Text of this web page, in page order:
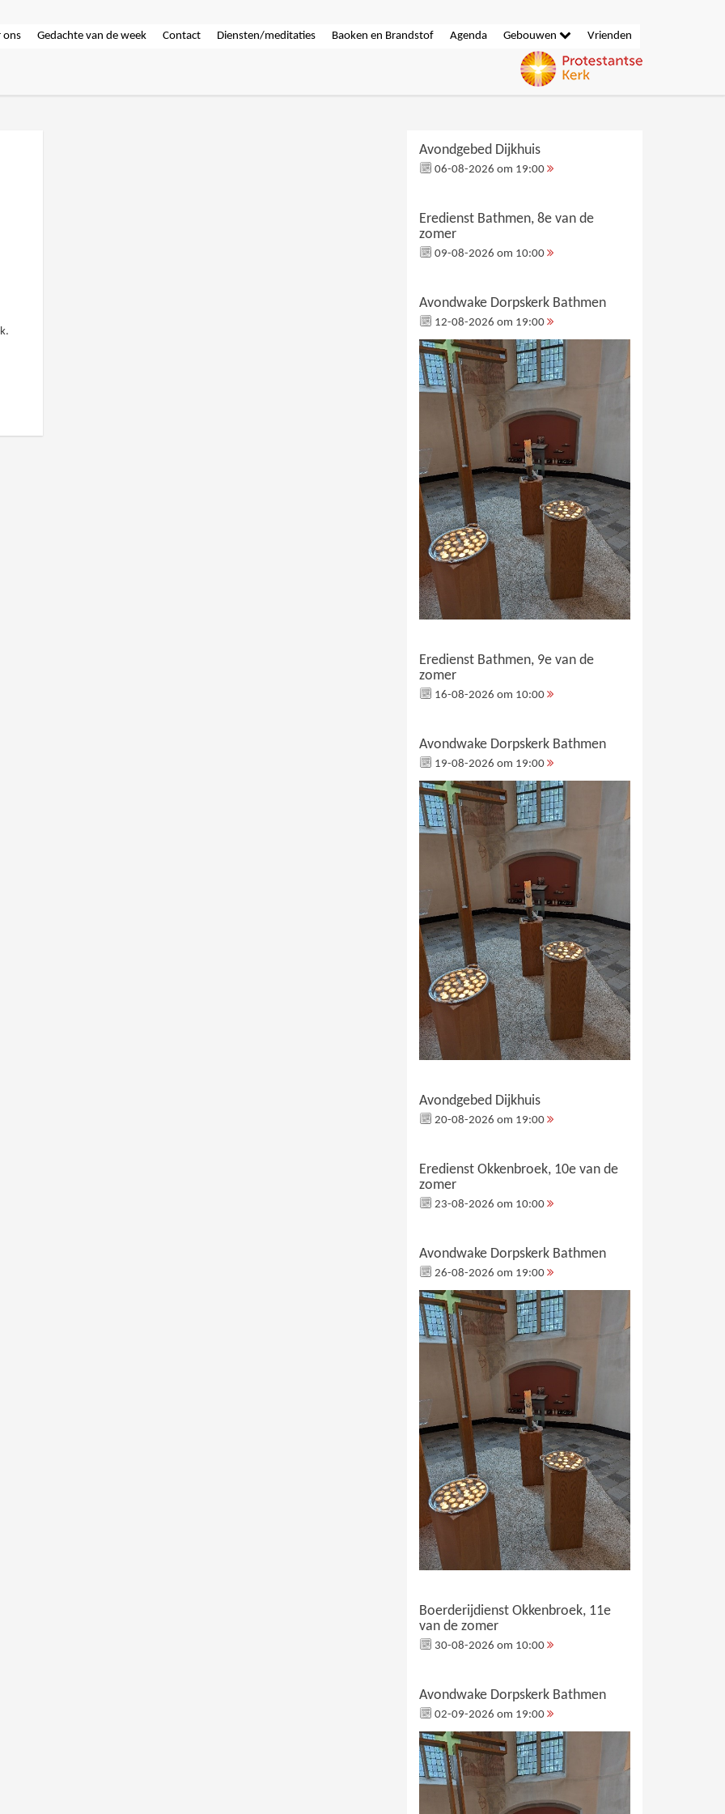
ons Gedachte van de week Contact Diensten/meditaties Baoken en Brandstof Agenda Gebouwen Vrienden
Avondgebed Dijkhuis
06-08-2026 om 19:00
Eredienst Bathmen, 8e van de
zomer
09-08-2026 om 10:00
Avondwake Dorpskerk Bathmen
12-08-2026 om 19:00
Eredienst Bathmen, 9e van de
zomer
16-08-2026 om 10:00
Avondwake Dorpskerk Bathmen
19-08-2026 om 19:00
Avondgebed Dijkhuis
20-08-2026 om 19:00
Eredienst Okkenbroek, 10e van de
zomer
23-08-2026 om 10:00
Avondwake Dorpskerk Bathmen
26-08-2026 om 19:00
Boerderijdienst Okkenbroek, 11e
van de zomer
30-08-2026 om 10:00
Avondwake Dorpskerk Bathmen
02-09-2026 om 19:00